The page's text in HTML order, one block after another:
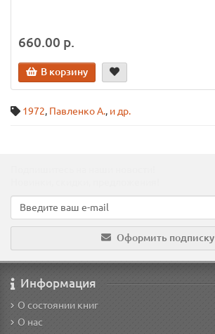
660.00 р.
В корзину
1972, Павленко А., и др.
Оформить подписку
Информация
О состоянии книг
О нас